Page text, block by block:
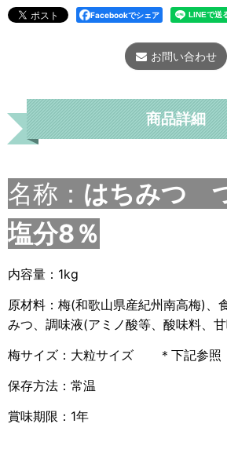
Facebookでシェア
お問い合わせ
商品詳細
名称： はちみつ
塩分8％
内容量：1kg
原材料：梅(和歌山県産紀州南高梅)、
みつ、調味液(アミノ酸等、酸味料、
梅サイズ：大粒サイズ ＊下記参照
保存方法：常温
賞味期限：1年